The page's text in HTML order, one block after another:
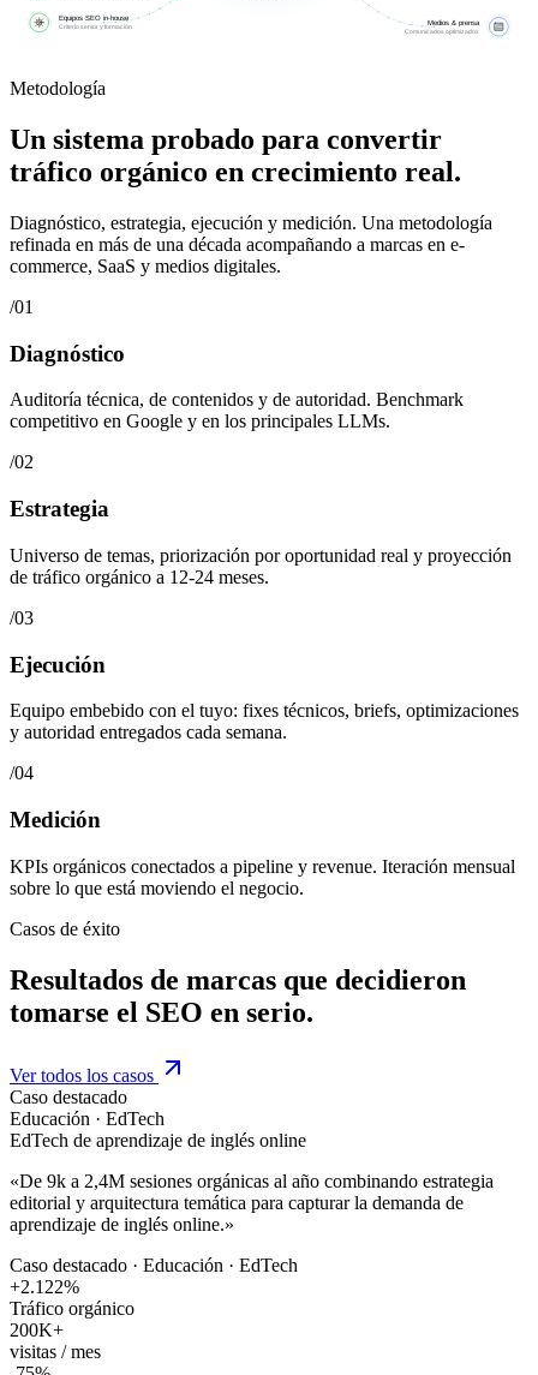
Equipos SEO in-house
Criterio senior y formación
Medios & prensa
Comunicados optimizados
Metodología
Un sistema probado para convertir
tráfico orgánico en crecimiento real.
Diagnóstico, estrategia, ejecución y medición. Una metodología
refinada en más de una década acompañando a marcas en e-
commerce, SaaS y medios digitales.
/01
Diagnóstico
Auditoría técnica, de contenidos y de autoridad. Benchmark
competitivo en Google y en los principales LLMs.
/02
Estrategia
Universo de temas, priorización por oportunidad real y proyección
de tráfico orgánico a 12-24 meses.
/03
Ejecución
Equipo embebido con el tuyo: fixes técnicos, briefs, optimizaciones
y autoridad entregados cada semana.
/04
Medición
KPIs orgánicos conectados a pipeline y revenue. Iteración mensual
sobre lo que está moviendo el negocio.
Casos de éxito
Resultados de marcas que decidieron
tomarse el SEO en serio.
Ver todos los casos
Caso destacado
Educación · EdTech
EdTech de aprendizaje de inglés online
«De 9k a 2,4M sesiones orgánicas al año combinando estrategia
editorial y arquitectura temática para capturar la demanda de
aprendizaje de inglés online.»
Caso destacado · Educación · EdTech
+2.122%
Tráfico orgánico
200K+
visitas / mes